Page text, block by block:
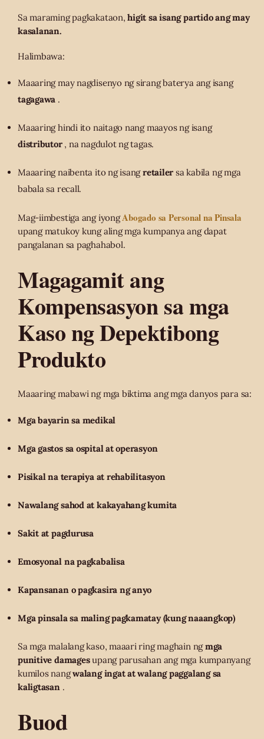
Sa maraming pagkakataon,higit sa isang partido ang may
kasalanan.
Halimbawa:
Maaaring may nagdisenyo ng sirang baterya ang isang
tagagawa .
Maaaring hindi ito naitago nang maayos ng isang
distributor, na nagdulot ng tagas.
Maaaring naibenta ito ng isangretailer sa kabila ng mga
babala sa recall.
Mag-iimbestiga ang iyongAbogado sa Personal na Pinsala
upang matukoy kung aling mga kumpanya ang dapat
pangalanan sa paghahabol.
Magagamit ang
Kompensasyon sa mga
Kaso ng Depektibong
Produkto
Maaaring mabawi ng mga biktima ang mga danyos para sa:
Mga bayarin sa medikal
Mga gastos sa ospital at operasyon
Pisikal na terapiya at rehabilitasyon
Nawalang sahod at kakayahang kumita
Sakit at pagdurusa
Emosyonal na pagkabalisa
Kapansanan o pagkasira ng anyo
Mga pinsala sa maling pagkamatay (kung naaangkop)
Sa mga malalang kaso, maaari ring maghain ngmga
punitive damagesupang parusahan ang mga kumpanyang
kumilos nangwalang ingat at walang paggalang sa
kaligtasan.
Buod